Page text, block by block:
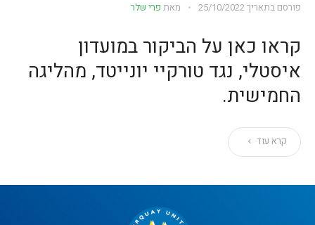
פורסם בתאריך25/10/2022 מאת פרי שלר
קראו כאן על הביקור במועדון
איסטלי, נגד טורקיי יונייטד, מהליגה
החמישית.
קרא עוד